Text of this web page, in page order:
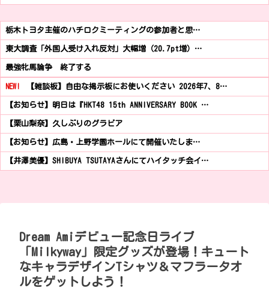
栃木トヨタ主催のハチロクミーティングの参加者と思…
東大調査「外国人受け入れ反対」大幅増（20.7pt増）…
最強牝馬論争 終了する
NEW! 【雑談板】自由な掲示板にお使いください 2026年7、8…
【お知らせ】明日は『HKT48 15th ANNIVERSARY BOOK …
【栗山梨奈】久しぶりのグラビア
【お知らせ】広島・上野学園ホールにて開催いたしま…
【井澤美優】SHIBUYA TSUTAYAさんにてハイタッチ会イ…
Dream Amiデビュー記念日ライブ
「Milkyway」限定グッズが登場！キュート
なキャラデザインTシャツ＆マフラータオ
ルをゲットしよう！